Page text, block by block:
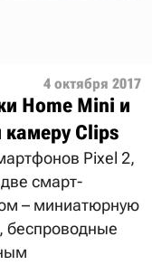
4 октября 2017
Home Mini и
камеру Clips
Pixel 2,
смарт-
– миниатюрную
беспроводные